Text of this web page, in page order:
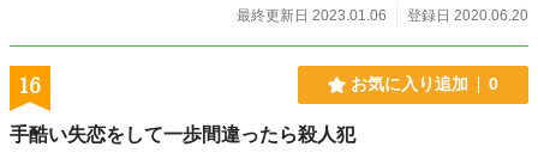
最終更新日 2023.01.06
登録日 2020.06.20
16 お気に入り追加 0
手酷い失恋をして一歩間違ったら殺人犯